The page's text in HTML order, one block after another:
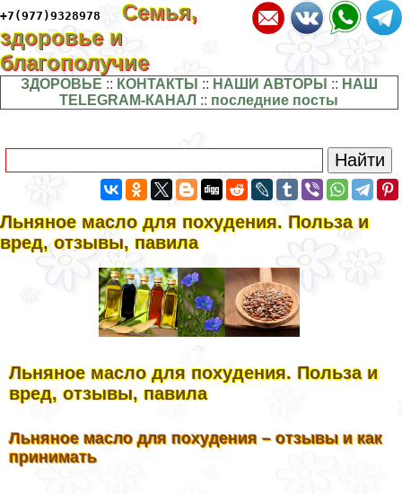
+7(977)9328978
Семья,
здоровье и
благополучие
ЗДОРОВЬЕ :: КОНТАКТЫ :: НАШИ АВТОРЫ :: НАШ
TELEGRAM-КАНАЛ :: последние посты
Льняное масло для похудения. Польза и
вред, отзывы, павила
Льняное масло для похудения. Польза и
вред, отзывы, павила
Льняное масло для похудения – отзывы и как
принимать